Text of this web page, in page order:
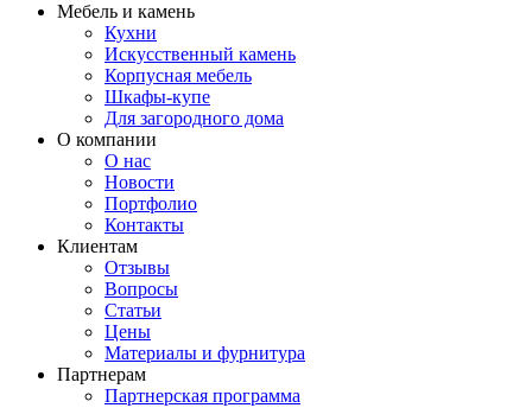
Мебель и камень
Кухни
Искусственный камень
Корпусная мебель
Шкафы-купе
Для загородного дома
О компании
О нас
Новости
Портфолио
Контакты
Клиентам
Отзывы
Вопросы
Статьи
Цены
Материалы и фурнитура
Партнерам
Партнерская программа